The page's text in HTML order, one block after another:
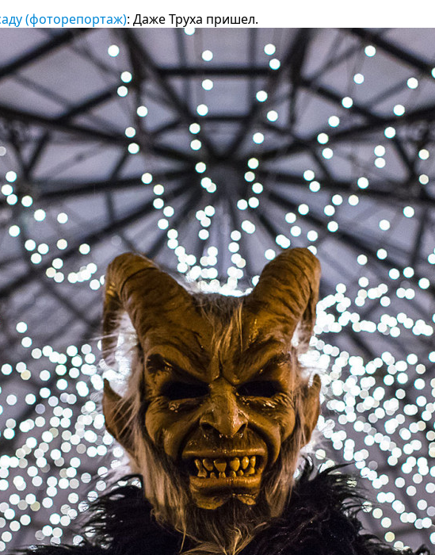
(фоторепортаж): Даже Труха пришел.